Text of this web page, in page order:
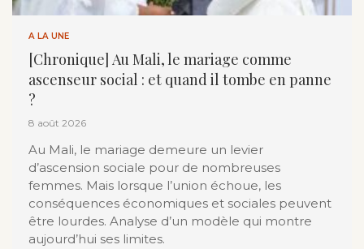
A LA UNE
[Chronique] Au Mali, le mariage comme
ascenseur social : et quand il tombe en panne
?
8 août 2026
Au Mali, le mariage demeure un levier
d’ascension sociale pour de nombreuses
femmes. Mais lorsque l’union échoue, les
conséquences économiques et sociales peuvent
être lourdes. Analyse d’un modèle qui montre
aujourd’hui ses limites.